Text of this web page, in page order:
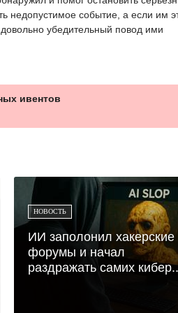
недопустимое событие, а если им
убедительный повод ими
ивентов
НОВОСТЬ
ИИ заполонил хакерские
форумы и начал
раздражать самих